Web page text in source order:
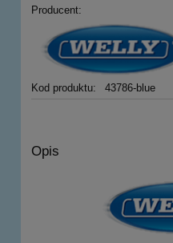
Producent:
Kod produktu: 43786-blue
Opis